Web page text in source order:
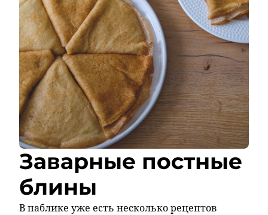
Заварные постные
блины
В паблике уже есть несколько рецептов